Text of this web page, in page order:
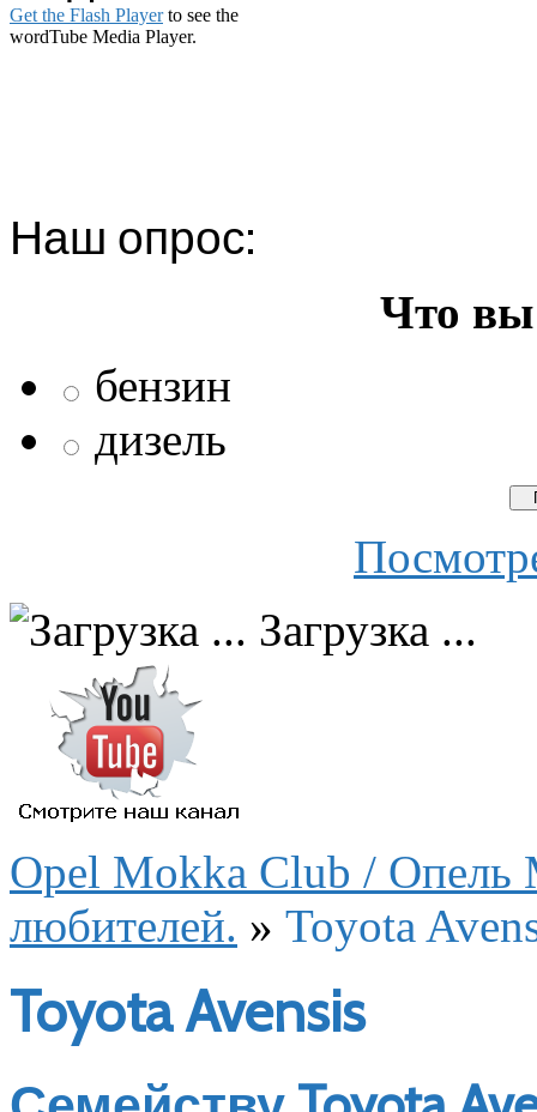
Get the Flash Playerto see the
wordTube Media Player.
Наш опрос:
Что вы
бензин
дизель
Загрузка ...
Opel Mokka Club / Опель
любителей. » Toyota
Toyota Avensis